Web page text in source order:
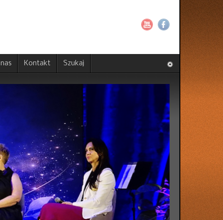
Kontakt Szukaj